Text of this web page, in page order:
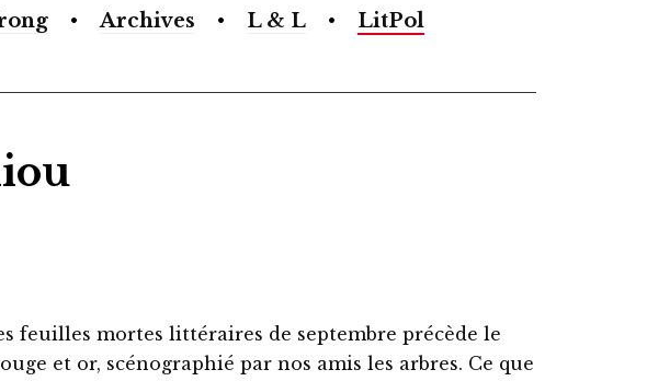
Archives L & L LitPol
feuilles mortes littéraires de septembre précède le
et or, scénographié par nos amis les arbres. Ce que